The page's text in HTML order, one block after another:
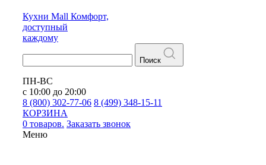
Кухни Mall Комфорт,
доступный
каждому
Поиск
ПН-ВС
с 10:00 до 20:00
8 (800) 302-77-06 8 (499) 348-15-11
КОРЗИНА
0 товаров. Заказать звонок
Меню